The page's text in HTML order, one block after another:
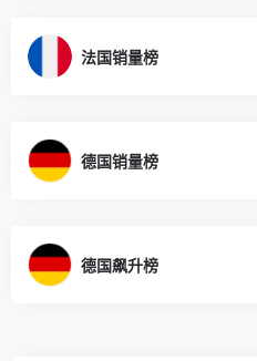
法国销量榜
德国销量榜
德国飙升榜